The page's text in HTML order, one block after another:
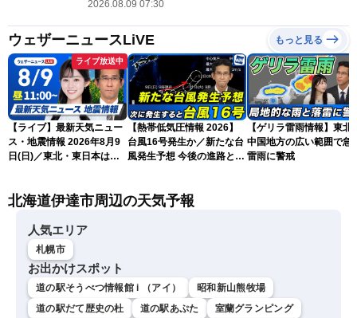
2026.08.09 07:30
ウェザーニュースLiVE もっと見る
ライブ放送中
【ライブ】最新天気ニュー
ス・地震情報 2026年8月9
日(日)／東北・東日本は急
ム・青原桃香／山口剛央〉
【熱帯低気圧情報 2026】
台風16号発生か／新たな台
風発生予想 今後の進路と日
【ゲリラ雷雨情報】東北
中国地方の広い範囲で急
雷雨に警戒
北海道伊達市周辺の天気予報
人気エリア
札幌市
お出かけスポット
道の駅そうべつ情報館 i （アイ）
昭和新山熊牧場
道の駅だて歴史の杜
道の駅あぷた
室蘭グランピング